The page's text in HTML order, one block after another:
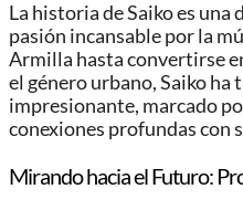
La historia de Saiko es
pasión incansable por la
Armilla hasta convertirse
el género urbano, Saiko ha
impresionante, marcado
conexiones profundas con
Mirando hacia el Futuro: